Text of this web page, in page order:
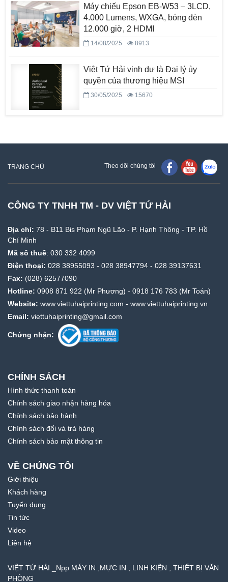
Máy chiếu Epson EB-W53 – 3LCD,
4.000 Lumens, WXGA, bóng đèn
12.000 giờ, 2 HDMI
14/08/2025 8913
Việt Tứ Hải vinh dự là Đại lý ủy
quyền của thương hiệu MSI
30/05/2025 15670
TRANG CHỦ Theo dõi chúng tôi
CÔNG TY TNHH TM - DV VIỆT TỨ HẢI
Địa chỉ: 78 - B11 Bis Phạm Ngũ Lão - P. Hạnh Thông - TP. Hồ
Chí Minh
Mã số thuế: 030 332 4099
Điện thoại: 028 38955093 - 028 38947794 - 028 39137631
Fax: (028) 62577090
Hotline: 0908 871 922 (Mr Phương) - 0918 176 783 (Mr Toán)
Website: www.viettuhaiprinting.com - www.viettuhaiprinting.vn
Email: viettuhaiprinting@gmail.com
Chứng nhận:
CHÍNH SÁCH
Hình thức thanh toán
Chính sách giao nhận hàng hóa
Chính sách bảo hành
Chính sách đổi và trả hàng
Chính sách bảo mật thông tin
VỀ CHÚNG TÔI
Giới thiệu
Khách hàng
Tuyển dụng
Tin tức
Video
Liên hệ
VIỆT TỨ HẢI _Npp MÁY IN ,MỰC IN , LINH KIỆN , THIẾT BỊ VĂN
PHÒNG